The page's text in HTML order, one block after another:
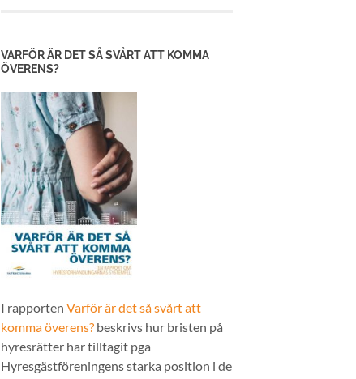
VARFÖR ÄR DET SÅ SVÅRT ATT KOMMA
ÖVERENS?
I rapporten Varför är det så svårt att
komma överens? beskrivs hur bristen på
hyresrätter har tilltagit pga
Hyresgästföreningens starka position i de